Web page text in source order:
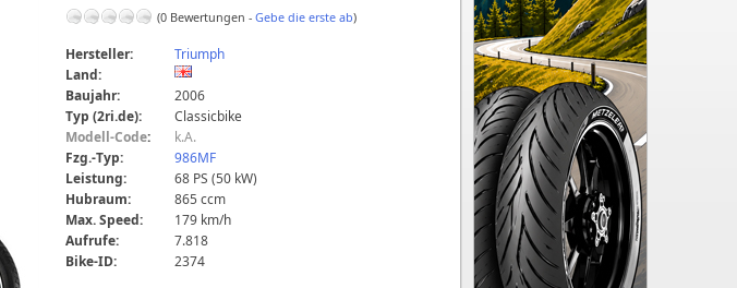
(0 Bewertungen - Gebe die erste ab)
Hersteller:
Triumph
Land:
Baujahr:
2006
Typ (2ri.de):
Classicbike
Modell-Code:
k.A.
Fzg.-Typ:
986MF
Leistung:
68 PS (50 kW)
Hubraum:
865 ccm
Max. Speed:
179 km/h
Aufrufe:
7.818
Bike-ID:
2374